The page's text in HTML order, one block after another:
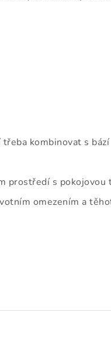
kombinovat s bází
prostředí s pokojovou
omezením a